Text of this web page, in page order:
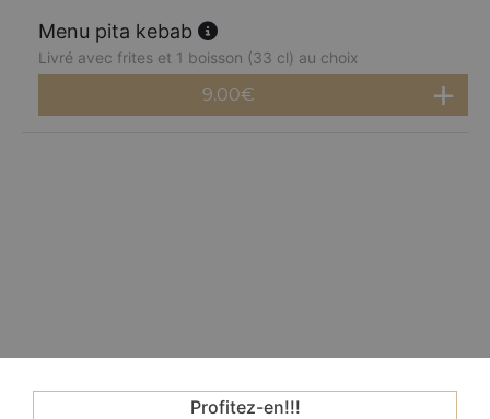
Menu pita kebab
Livré avec frites et 1 boisson (33 cl) au choix
9.00€
Profitez-en!!!